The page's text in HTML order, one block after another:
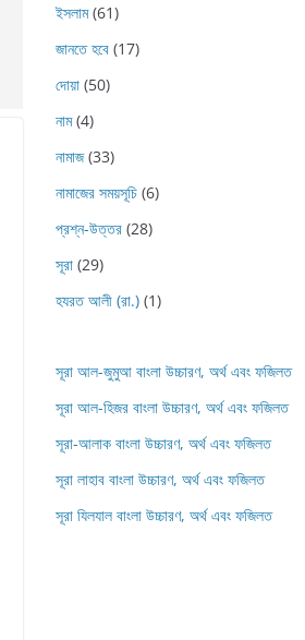
ইসলাম(61)
জানতে হবে (17)
দোয়া (50)
নাম(4)
নামাজ(33)
নামাজের সময়সূচি (6)
প্রশ্ন-উত্তর (28)
সূরা (29)
হযরত আলী (রা.) (1)
সূরা আল-জুমুআ বাংলা উচ্চারণ, অর্থ এবং ফজিলত
সূরা আল-হিজর বাংলা উচ্চারণ, অর্থ এবং ফজিলত
সূরা-আলাক বাংলা উচ্চারণ, অর্থ এবং ফজিলত
সূরা লাহাব‌‌‌ বাংলা উচ্চারণ, অর্থ এবং ফজিলত
সূরা যিলযাল বাংলা উচ্চারণ, অর্থ এবং ফজিলত